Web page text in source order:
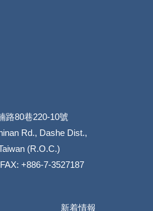
路80巷220-10號
Rd., Dashe Dist.,
(R.O.C.)
+886-7-3527187
新着情報